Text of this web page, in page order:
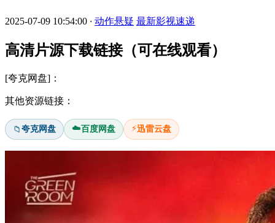
2025-07-09 10:54:00 · 动作悬疑 最新影视速递
高清片源下载链接（可在线观看）
[夸克网盘]：
其他资源链接：
📁夸克网盘 ☁️百度网盘 ⚡迅雷云盘